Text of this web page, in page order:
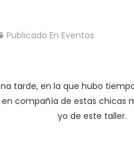
Publicado En Eventos
tarde, en la que hubo
compañía de estas chicas
yo de este taller.